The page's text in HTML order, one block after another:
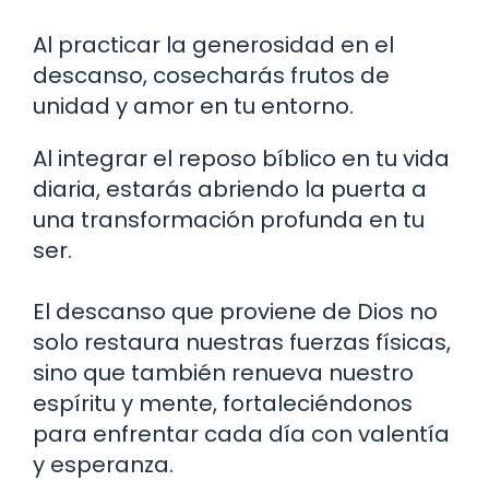
Al practicar la generosidad en el
descanso, cosecharás frutos de
unidad y amor en tu entorno.
Al integrar el reposo bíblico en tu vida
diaria, estarás abriendo la puerta a
una transformación profunda en tu
ser.
El descanso que proviene de Dios no
solo restaura nuestras fuerzas físicas,
sino que también renueva nuestro
espíritu y mente, fortaleciéndonos
para enfrentar cada día con valentía
y esperanza.